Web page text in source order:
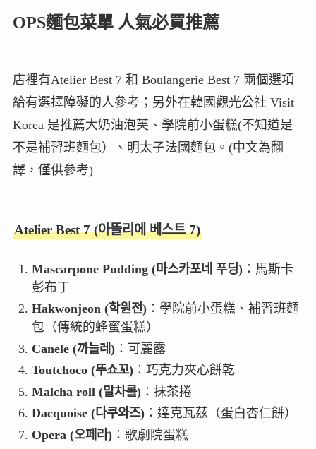
OPS麵包菜單 人氣必買推薦
店裡有Atelier Best 7 和 Boulangerie Best 7 兩個選項
給有選擇障礙的人參考；另外在韓國觀光公社 Visit
Korea 是推薦大奶油泡芙、學院前小蛋糕(不知道是
不是補習班麵包）、明太子法國麵包。(中文為翻
譯，僅供參考)
Atelier Best 7 (아뜰리에 베스트 7)
Mascarpone Pudding (마스카포네 푸딩)：馬斯卡
彭布丁
Hakwonjeon (학원전)：學院前小蛋糕、補習班麵
包（傳統的蜂蜜蛋糕）
Canele (까늘레)：可麗露
Toutchoco (뚜쇼꼬)：巧克力夾心餅乾
Malcha roll (말차롤)：抹茶捲
Dacquoise (다쿠와즈)：達克瓦茲（蛋白杏仁餅）
Opera (오페라)：歌劇院蛋糕